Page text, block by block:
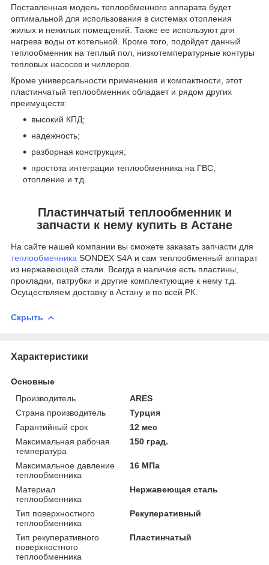
Поставленная модель теплообменного аппарата будет
оптимальной для использования в системах отопления
жилых и нежилых помещений. Также ее используют для
нагрева воды от котельной. Кроме того, подойдет данный
теплообменник на теплый пол, низкотемпературные контуры
тепловых насосов и чиллеров.
Кроме универсальности применения и компактности, этот
пластинчатый теплообменник обладает и рядом других
преимуществ:
высокий КПД;
надежность;
разборная конструкция;
простота интеграции теплообменника на ГВС,
отопление и т.д.
Пластинчатый теплообменник и
запчасти к нему купить в Астане
На сайте нашей компании вы сможете заказать запчасти для
теплообменника SONDEX S4А и сам теплообменный аппарат
из нержавеющей стали. Всегда в наличие есть пластины,
прокладки, патрубки и другие комплектующие к нему т.д.
Осуществляем доставку в Астану и по всей РК.
Скрыть
Характеристики
Основные
Производитель
ARES
Страна производитель
Турция
Гарантийный срок
12 мес
Максимальная рабочая
температура
150 град.
Максимальное давление
теплообменника
16 МПа
Материал
теплообменника
Нержавеющая сталь
Тип поверхностного
теплообменника
Рекуперативный
Тип рекуперативного
поверхностного
теплообменника
Пластинчатый